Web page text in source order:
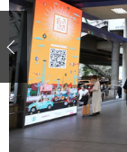
注目の記事
ショップレポ
自動車豆
鈑金・塗
ディテイリング
ディテイリ
ヘッドライ
鈑金・塗装
小キズ直
特集記事